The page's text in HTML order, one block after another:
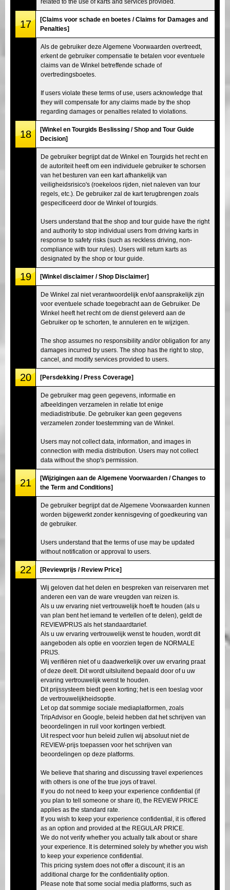
17
[Claims voor schade en boetes / Claims for Damages and
Penalties]
Als de gebruiker deze Algemene Voorwaarden overtreedt,
erkent de gebruiker compensatie te betalen voor eventuele
claims van de Winkel betreffende schade of
overtredingsboetes.
If users violate these terms of use, users acknowledge that
they will compensate for any claims made by the shop
regarding damages or penalties related to violations.
18
[Winkel en Tourgids Beslissing / Shop and Tour Guide
Decision]
De gebruiker begrijpt dat de Winkel en Tourgids het recht en
de autoriteit heeft om een individuele gebruiker te schorsen
van het besturen van een kart afhankelijk van
veiligheidsrisico's (roekeloos rijden, niet naleven van tour
regels, etc.). De gebruiker zal de kart terugbrengen zoals
gespecificeerd door de Winkel of tourgids.
Users understand that the shop and tour guide have the right
and authority to stop individual users from driving karts in
response to safety risks (such as reckless driving, non-
compliance with tour rules). Users will return karts as
designated by the shop or tour guide.
19 [Winkel disclaimer / Shop Disclaimer]
De Winkel zal niet verantwoordelijk en/of aansprakelijk zijn
voor eventuele schade toegebracht aan de Gebruiker. De
Winkel heeft het recht om de dienst geleverd aan de
Gebruiker op te schorten, te annuleren en te wijzigen.
The shop assumes no responsibility and/or obligation for any
damages incurred by users. The shop has the right to stop,
cancel, and modify services provided to users.
20 [Persdekking / Press Coverage]
De gebruiker mag geen gegevens, informatie en
afbeeldingen verzamelen in relatie tot enige
mediadistributie. De gebruiker kan geen gegevens
verzamelen zonder toestemming van de Winkel.
Users may not collect data, information, and images in
connection with media distribution. Users may not collect
data without the shop's permission.
21
[Wijzigingen aan de Algemene Voorwaarden / Changes to
the Term and Conditions]
De gebruiker begrijpt dat de Algemene Voorwaarden kunnen
worden bijgewerkt zonder kennisgeving of goedkeuring van
de gebruiker.
Users understand that the terms of use may be updated
without notification or approval to users.
22 [Reviewprijs / Review Price]
Wij geloven dat het delen en bespreken van reiservaren met
anderen een van de ware vreugden van reizen is.
Als u uw ervaring niet vertrouwelijk hoeft te houden (als u
van plan bent het iemand te vertellen of te delen), geldt de
REVIEWPRIJS als het standaardtarief.
Als u uw ervaring vertrouwelijk wenst te houden, wordt dit
aangeboden als optie en voorzien tegen de NORMALE
PRIJS.
Wij verifiëren niet of u daadwerkelijk over uw ervaring praat
of deze deelt. Dit wordt uitsluitend bepaald door of u uw
ervaring vertrouwelijk wenst te houden.
Dit prijssysteem biedt geen korting; het is een toeslag voor
de vertrouwelijkheidsoptie.
Let op dat sommige sociale mediaplatformen, zoals
TripAdvisor en Google, beleid hebben dat het schrijven van
beoordelingen in ruil voor kortingen verbiedt.
Uit respect voor hun beleid zullen wij absoluut niet de
REVIEW-prijs toepassen voor het schrijven van
beoordelingen op deze platforms.
We believe that sharing and discussing travel experiences
with others is one of the true joys of travel.
If you do not need to keep your experience confidential (if
you plan to tell someone or share it), the REVIEW PRICE
applies as the standard rate.
If you wish to keep your experience confidential, it is offered
as an option and provided at the REGULAR PRICE.
We do not verify whether you actually talk about or share
your experience. It is determined solely by whether you wish
to keep your experience confidential.
This pricing system does not offer a discount; it is an
additional charge for the confidentiality option.
Please note that some social media platforms, such as